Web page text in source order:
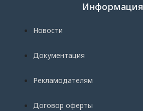
Информация
Новости
Документация
Рекламодателям
Договор оферты